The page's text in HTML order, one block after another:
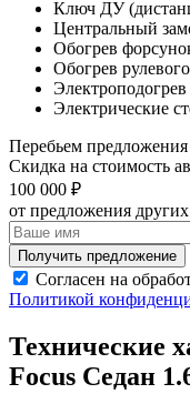
Ключ ДУ
Центральный
Обогрев
Обогрев
Электроподогрев
Электрические
Перебьем
Скидка на стоимость
100 000 ₽
от предложения
Получить предложение
Согласен на
Политикой
Технические
Focus Седан